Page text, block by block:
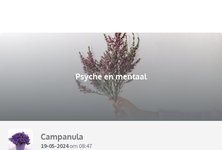
Psyche en mentaal
Campanula
19-05-2024om 08:47